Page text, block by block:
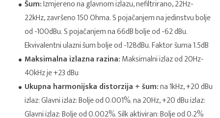
Šum:Izmjereno na glavnom izlazu, nefiltrirano, 22Hz-
22kHz, završeno 150 Ohma. S pojačanjem na jedinstvu bolje
od -100dBu. S pojačanjem na 66dB bolje od -62 dBu.
Ekvivalentni ulazni šum bolje od -128dBu. Faktor šuma 1.5dB
Maksimalna izlazna razina:Maksimalni izlaz od 20Hz-
40kHz je +23 dBu
Ukupna harmonijska distorzija + šum:na 1kHz, +20 dBu
izlaz: Glavni izlaz: Bolje od 0.001%. na 20Hz, +20 dBu izlaz:
Glavni izlaz: Bolje od 0.002%. Silk aktiviran: Bolje od 0.2%